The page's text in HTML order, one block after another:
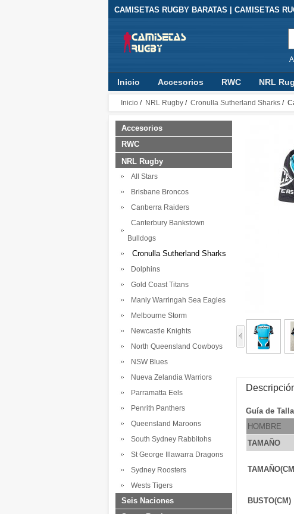
CAMISETAS RUGBY BARATAS | CAMISETAS
Inicio Accesorios RWC NRL
NRL Telstra Premiership
Premiership
Inicio / NRL Rugby / Cronulla Sutherland Sharks /
Accesorios
RWC
NRL Rugby
All Stars
Brisbane Broncos
Canberra Raiders
Canterbury Bankstown
Bulldogs
Cronulla Sutherland Sharks
Dolphins
Gold Coast Titans
Manly Warringah Sea Eagles
Melbourne Storm
Newcastle Knights
North Queensland Cowboys
NSW Blues
Nueva Zelandia Warriors
Parramatta Eels
Penrith Panthers
Queensland Maroons
South Sydney Rabbitohs
St George Illawarra Dragons
Sydney Roosters
Wests Tigers
Seis Naciones
Guía de
HOMBRE
TAMAÑO
BUSTO(CM)